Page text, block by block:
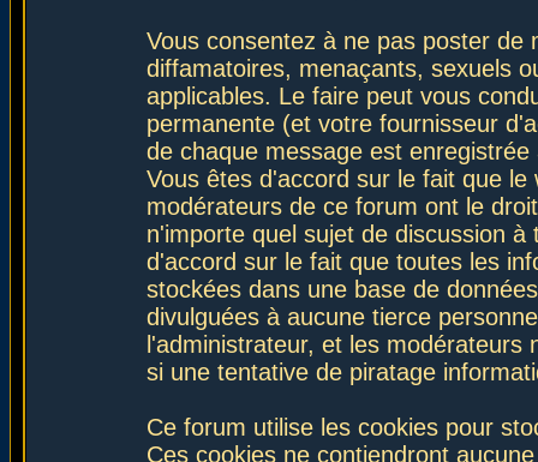
Vous consentez à ne pas poster de
diffamatoires, menaçants, sexuels
applicables. Le faire peut vous
permanente (et votre fournisseur
de chaque message est
Vous êtes d'accord sur le fait que
modérateurs de ce forum ont le
n'importe quel sujet de discussion
d'accord sur le fait que toutes les
stockées dans une base de
divulguées à aucune tierce
l'administrateur, et les
si une tentative de piratage
Ce forum utilise les cookies pour
Ces cookies ne contiendront